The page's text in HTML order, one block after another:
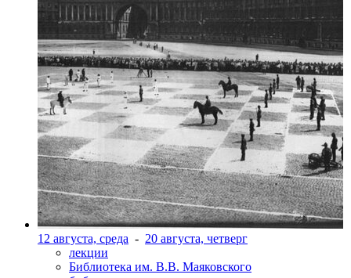
12 августа, среда - 20 августа, четверг
лекции
Библиотека им. В.В. Маяковского